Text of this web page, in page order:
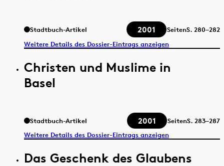
Stadtbuch-Artikel 2001 SeitenS. 280–282
Weitere Details des Dossier-Eintrags anzeigen
Christen und Muslime in
Basel
Stadtbuch-Artikel 2001 SeitenS. 283–287
Weitere Details des Dossier-Eintrags anzeigen
Das Geschenk des Glaubens